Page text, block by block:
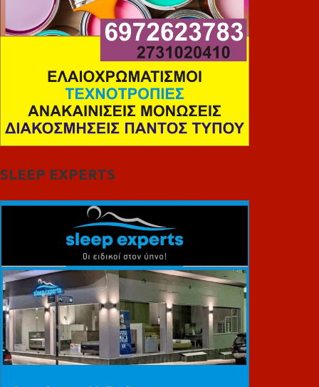
SLEEP EXPERTS